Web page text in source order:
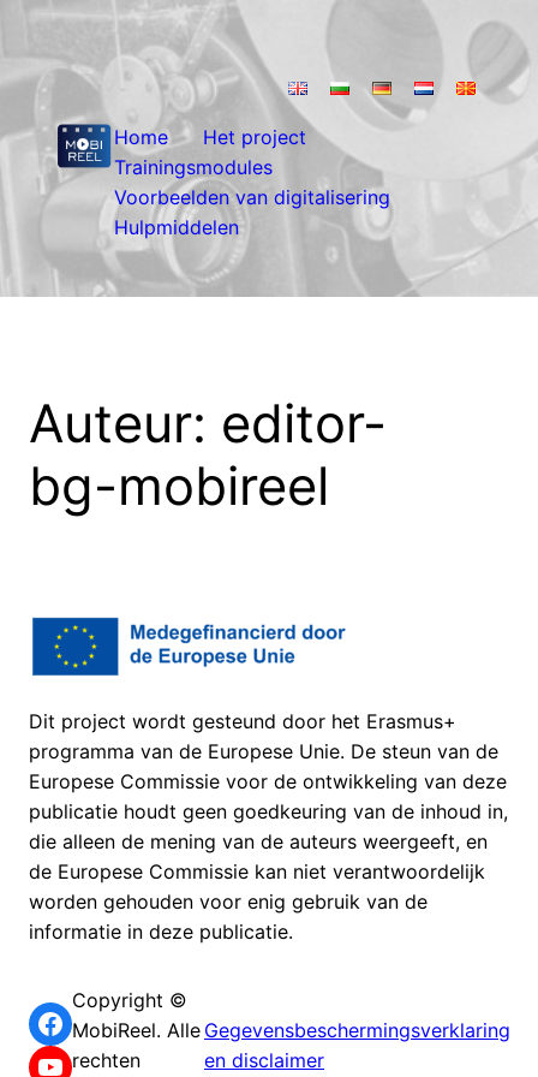
inhoud
Home
Het project
Trainingsmodules
Voorbeelden van digitalisering
Hulpmiddelen
Auteur: editor-
bg-mobireel
Dit project wordt gesteund door het Erasmus+
programma van de Europese Unie. De steun van de
Europese Commissie voor de ontwikkeling van deze
publicatie houdt geen goedkeuring van de inhoud in,
die alleen de mening van de auteurs weergeeft, en
de Europese Commissie kan niet verantwoordelijk
worden gehouden voor enig gebruik van de
informatie in deze publicatie.
Facebook
YouTube
Copyright ©
MobiReel. Alle
rechten
Gegevensbeschermingsverklaring
en disclaimer